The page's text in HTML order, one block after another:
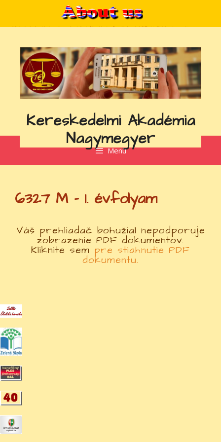
Kereskedelmi Akadémia
Nagymegyer
Menü
6327 M – 1. évfolyam
Váš prehliadač bohužial nepodporuje
zobrazenie PDF dokumentov.
Kliknite sem pre stiahnutie PDF
dokumentu.